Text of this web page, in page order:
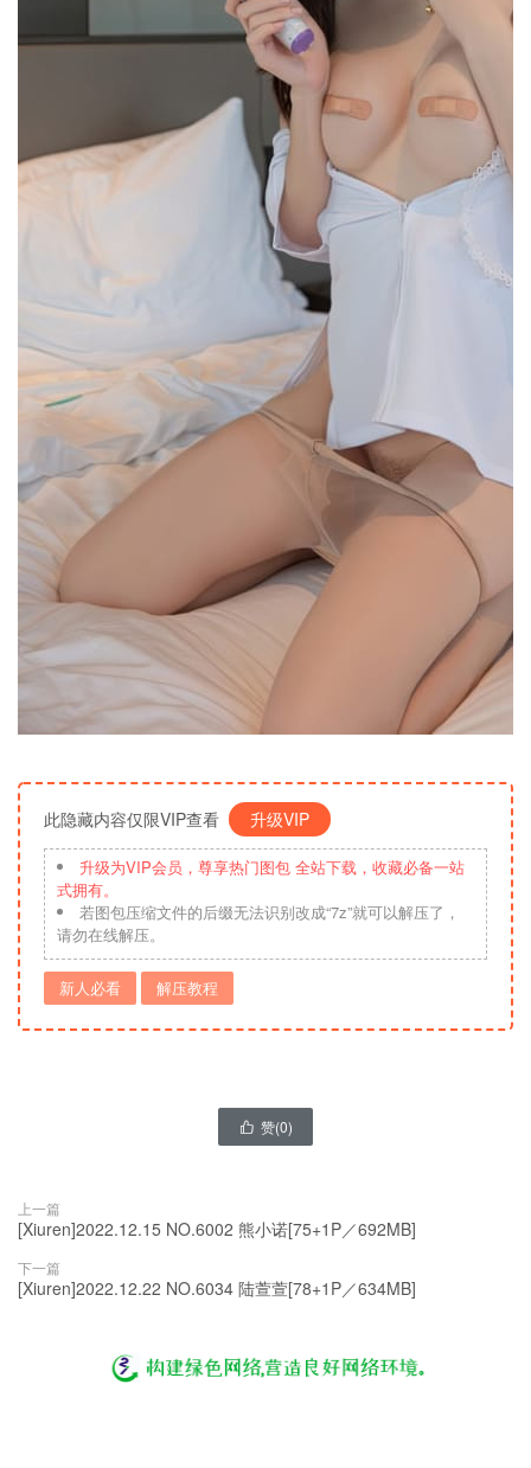
此隐藏内容仅限VIP查看 升级VIP
升级为VIP会员，尊享热门图包 全站下载，收藏必备一站
式拥有。
若图包压缩文件的后缀无法识别改成“7z”就可以解压了，
请勿在线解压。
新人必看 解压教程
 赞(0)
上一篇
[Xiuren]2022.12.15 NO.6002 熊小诺[75+1P／692MB]
下一篇
[Xiuren]2022.12.22 NO.6034 陆萱萱[78+1P／634MB]